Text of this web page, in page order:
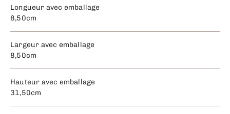
Longueur avec emballage
8,50cm
Largeur avec emballage
8,50cm
Hauteur avec emballage
31,50cm